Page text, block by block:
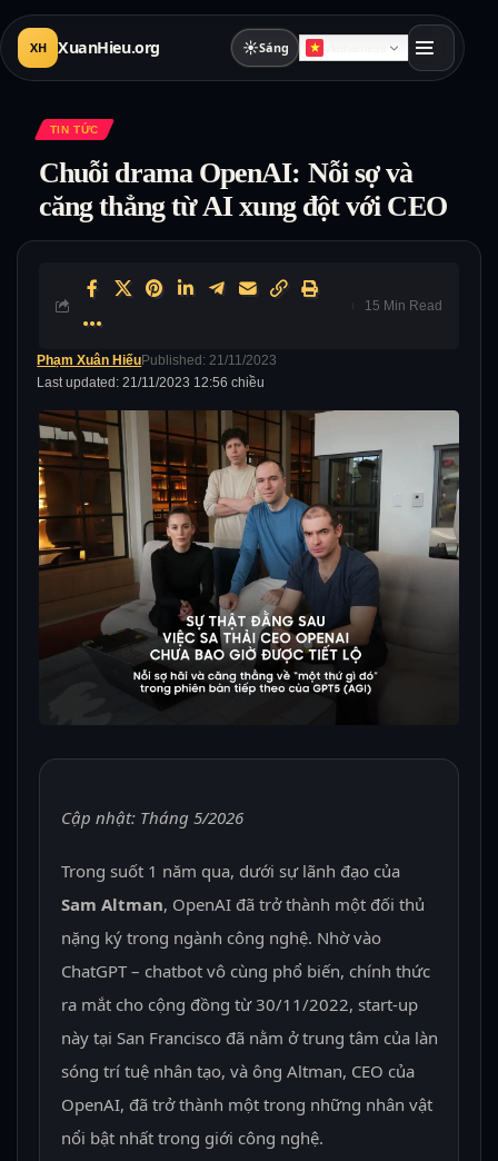
XH XuanHieu.org ☀Sáng
TIN TỨC
Chuỗi drama OpenAI: Nỗi sợ và
căng thẳng từ AI xung đột với CEO
Last updated: 21/11/2023 12:56 chiều
Phạm Xuân HiếuPublished: 21/11/2023
15 Min Read
Cập nhật: Tháng 5/2026
Trong suốt 1 năm qua, dưới sự lãnh đạo của
Sam Altman, OpenAI đã trở thành một đối thủ
nặng ký trong ngành công nghệ. Nhờ vào
ChatGPT – chatbot vô cùng phổ biến, chính thức
ra mắt cho cộng đồng từ 30/11/2022, start-up
này tại San Francisco đã nằm ở trung tâm của làn
sóng trí tuệ nhân tạo, và ông Altman, CEO của
OpenAI, đã trở thành một trong những nhân vật
nổi bật nhất trong giới công nghệ.